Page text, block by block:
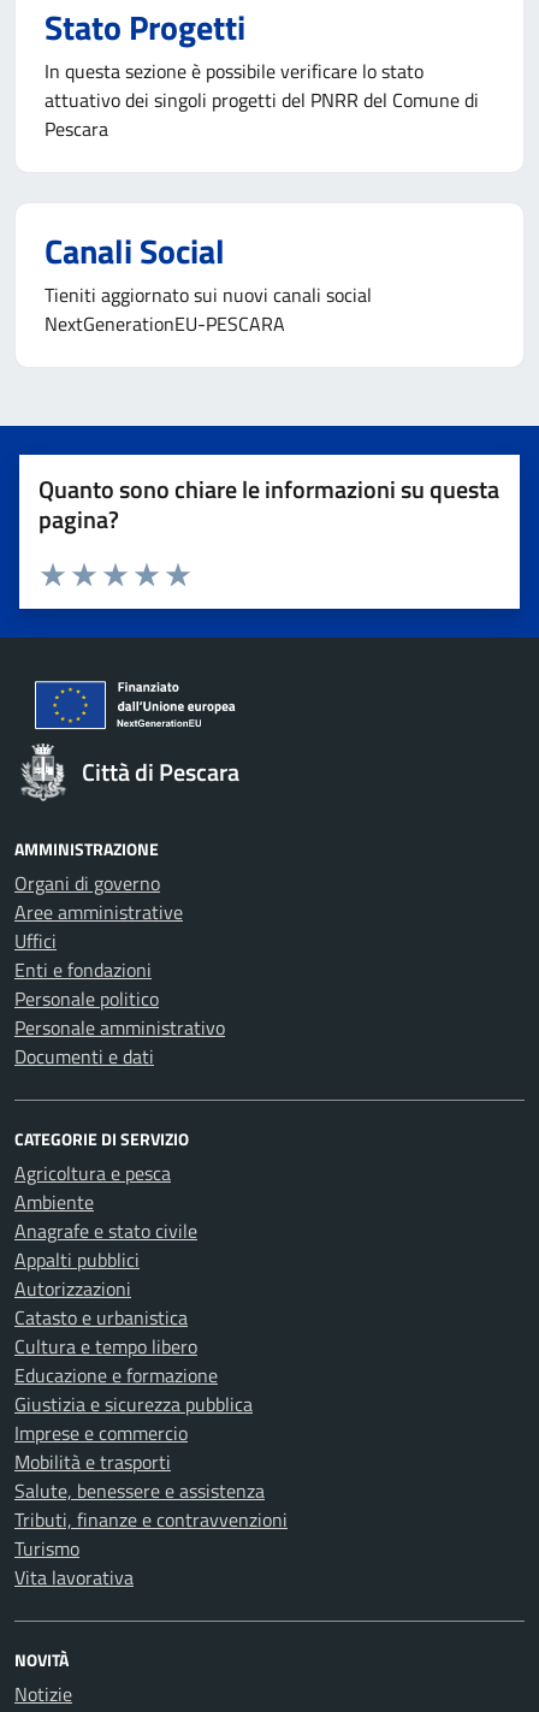
Stato Progetti
In questa sezione è possibile verificare lo stato
attuativo dei singoli progetti del PNRR del Comune di
Pescara
Canali Social
Tieniti aggiornato sui nuovi canali social
NextGenerationEU-PESCARA
Quanto sono chiare le informazioni su questa
pagina?
Valuta 5 stelle su 5
Valuta 4 stelle su 5
Valuta 3 stelle su 5
Valuta 2 stelle su 5
Valuta 1 stelle su 5
Città di Pescara
AMMINISTRAZIONE
Organi di governo
Aree amministrative
Uffici
Enti e fondazioni
Personale politico
Personale amministrativo
Documenti e dati
CATEGORIE DI SERVIZIO
Agricoltura e pesca
Ambiente
Anagrafe e stato civile
Appalti pubblici
Autorizzazioni
Catasto e urbanistica
Cultura e tempo libero
Educazione e formazione
Giustizia e sicurezza pubblica
Imprese e commercio
Mobilità e trasporti
Salute, benessere e assistenza
Tributi, finanze e contravvenzioni
Turismo
Vita lavorativa
NOVITÀ
Notizie